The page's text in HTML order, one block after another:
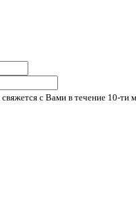
с Вами в течение 10-ти